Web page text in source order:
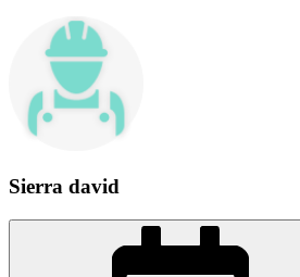
Sierra david